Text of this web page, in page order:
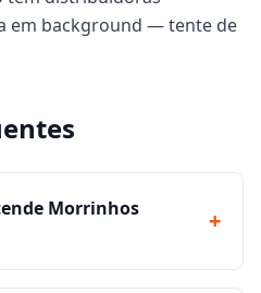
em background — tente de
Morrinhos
+